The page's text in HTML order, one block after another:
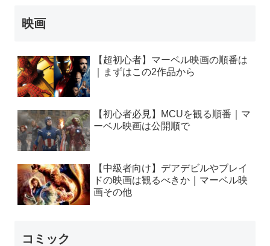
映画
【超初心者】マーベル映画の順番は
｜まずはこの2作品から
【初心者必見】MCUを観る順番｜マ
ーベル映画は公開順で
【中級者向け】デアデビルやブレイ
ドの映画は観るべきか｜マーベル映
画その他
コミック